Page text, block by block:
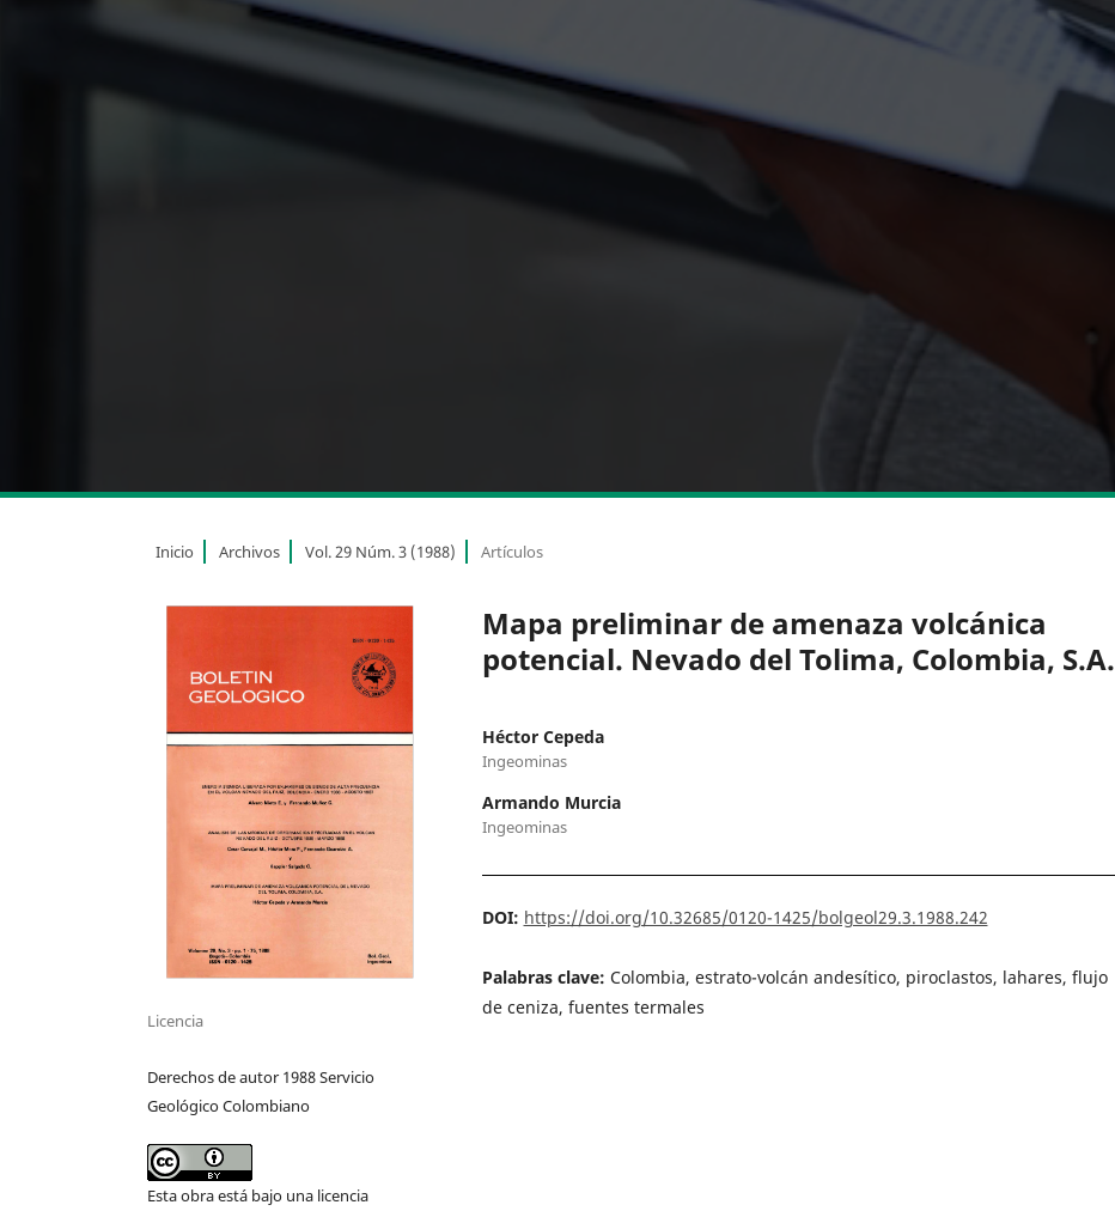
Inicio Archivos Vol. 29 Núm. 3 (1988) Artículos
Mapa preliminar de amenaza volcánica
potencial. Nevado del Tolima, Colombia, S.A.
Héctor Cepeda
Ingeominas
Armando Murcia
Ingeominas
DOI: https://doi.org/10.32685/0120-1425/bolgeol29.3.1988.242
Palabras clave: Colombia, estrato-volcán andesítico, piroclastos, lahares, flujo
de ceniza, fuentes termales
Licencia
Derechos de autor 1988 Servicio
Geológico Colombiano
Esta obra está bajo una licencia